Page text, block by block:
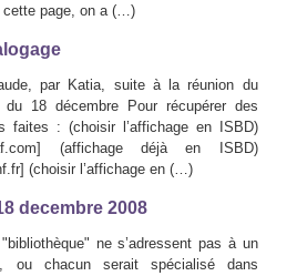
cette page, on a (…)
par Katia, suite à la réunion du
du 18 décembre Pour récupérer des
faites : (choisir l’affichage en ISBD)
(affichage déjà en ISBD)
(choisir l’affichage en (…)
decembre 2008
ne s’adressent pas à un
ou chacun serait spécialisé dans